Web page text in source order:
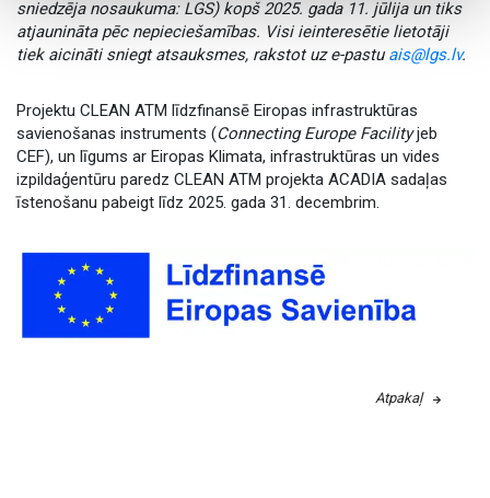
sniedzēja nosaukuma: LGS) kopš 2025. gada 11. jūlija un tiks
atjaunināta pēc nepieciešamības. Visi ieinteresētie lietotāji
tiek aicināti sniegt atsauksmes, rakstot uz e-pastuais@lgs.lv.
Projektu CLEAN ATM līdzfinansē Eiropas infrastruktūras
savienošanas instruments (Connecting Europe Facilityjeb
CEF), un līgums ar Eiropas Klimata, infrastruktūras un vides
izpildaģentūru paredz CLEAN ATM projekta ACADIA sadaļas
īstenošanu pabeigt līdz 2025. gada 31. decembrim.
Atpakaļ